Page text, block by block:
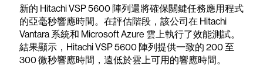
新的 Hitachi VSP 5600 陣列還將確保關鍵任務應用程式
的亞毫秒響應時間。在評估階段，該公司在 Hitachi
Vantara 系統和 Microsoft Azure 雲上執行了效能測試。
結果顯示，Hitachi VSP 5600 陣列提供一致的 200 至
300 微秒響應時間，遠低於雲上可用的響應時間。